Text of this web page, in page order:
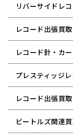
リバーサイドレ
レコード出張買
レコード針・カ
プレスティッジ
レコード出張買
ビートルズ関連